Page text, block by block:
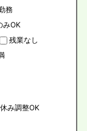
務
みOK
残業なし
み調整OK